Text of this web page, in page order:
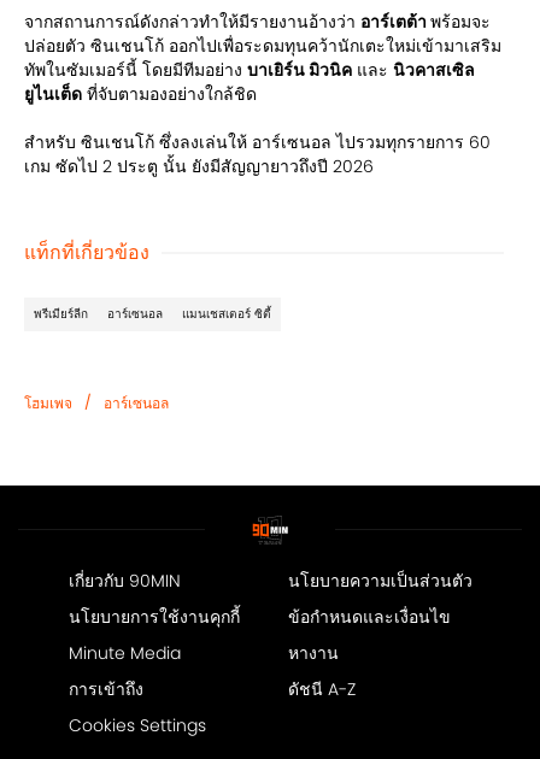
จากสถานการณ์ดังกล่าวทำให้มีรายงานอ้างว่า อาร์เตต้า พร้อมจะ
ปล่อยตัว ซินเชนโก้ ออกไปเพื่อระดมทุนคว้านักเตะใหม่เข้ามาเสริม
ทัพในซัมเมอร์นี้ โดยมีทีมอย่าง บาเยิร์น มิวนิค และ นิวคาสเซิล
ยูไนเต็ด ที่จับตามองอย่างใกล้ชิด
สำหรับ ซินเชนโก้ ซึ่งลงเล่นให้ อาร์เซนอล ไปรวมทุกรายการ 60
เกม ซัดไป 2 ประตู นั้น ยังมีสัญญายาวถึงปี 2026
แท็กที่เกี่ยวข้อง
พรีเมียร์ลีก อาร์เซนอล แมนเชสเตอร์ ซิตี้
โฮมเพจ / อาร์เซนอล
เกี่ยวกับ 90MIN
นโยบายความเป็นส่วนตัว
นโยบายการใช้งานคุกกี้
ข้อกำหนดและเงื่อนไข
Minute Media
หางาน
การเข้าถึง
ดัชนี A-Z
Cookies Settings